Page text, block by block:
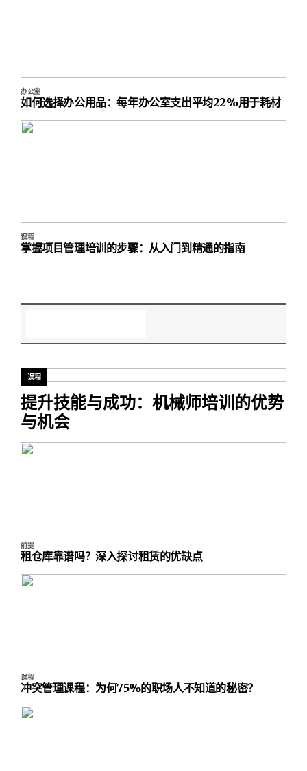
如何选择办公用品：每年办公室支出平均22%用于耗材
办公室
掌握项目管理培训的步骤：从入门到精通的指南
课程
提升技能与成功：机械师培训的优势
与机会
课程
租仓库靠谱吗？深入探讨租赁的优缺点
前提
冲突管理课程：为何75%的职场人不知道的秘密？
课程